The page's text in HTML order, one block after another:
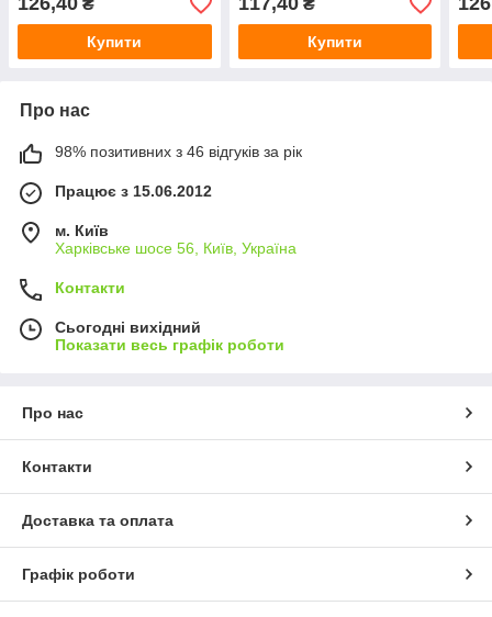
₴
Купити
₴
Купити
Про нас
98% позитивних з 46 відгуків за рік
Працює з 15.06.2012
м. Київ
Харківське шосе 56, Київ, Україна
Контакти
Сьогодні вихідний
Показати весь графік роботи
Про нас
Контакти
Доставка та оплата
Графік роботи